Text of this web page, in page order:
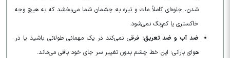
شدن، جلوه‌ای کاملاً مات و تیره به چشمان شما می‌بخشد که به هیچ وجه
خاکستری یا کم‌رنگ نمی‌شود.
ضد آب و ضد تعریق: فرقی نمی‌کند در یک مهمانی طولانی باشید یا در
هوای بارانی؛ این خط چشم بدون تغییر سر جای خود باقی می‌ماند.